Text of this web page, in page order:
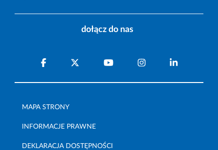
dołącz do nas
MAPA STRONY
INFORMACJE PRAWNE
DEKLARACJA DOSTĘPNOŚCI